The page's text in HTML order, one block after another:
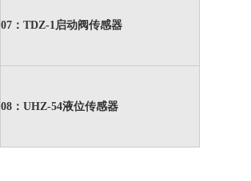
07：TDZ-1启动阀传感器
08：UHZ-54液位传感器